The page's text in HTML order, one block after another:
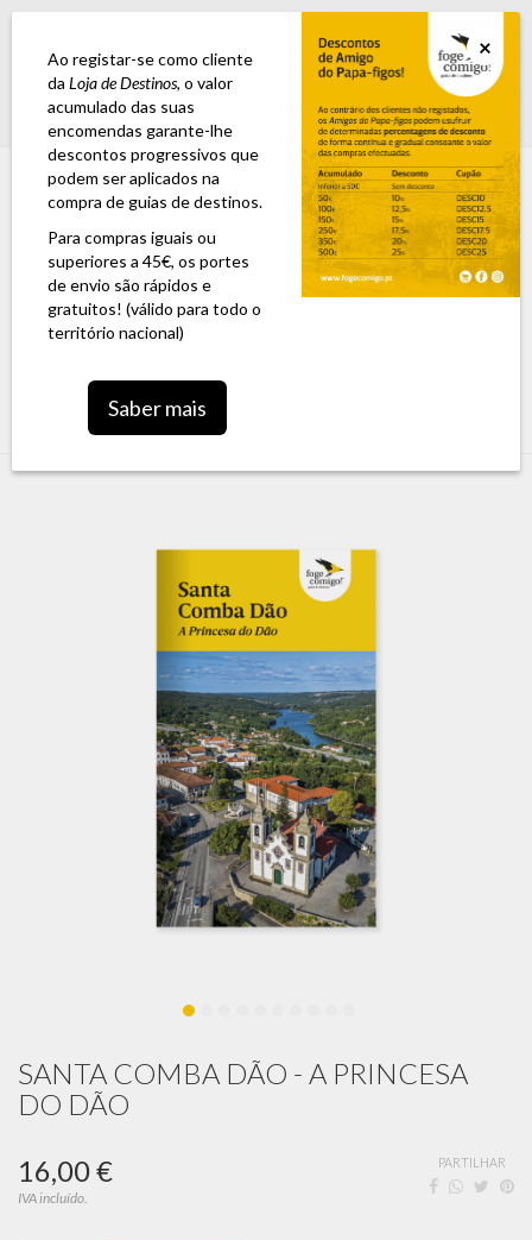
GUIA ESTRADA NACIONAL 2: A 6ª edição já se encontra disponível para
encomenda
Login 0,00 €
navigation
SANTA COMBA DÃO - A PRINCESA
DO DÃO
16,00 €
IVA incluído.
PARTILHAR
×
Ao registar-se como cliente
da Loja de Destinos, o valor
acumulado das suas
encomendas garante-lhe
descontos progressivos que
podem ser aplicados na
compra de guias de destinos.
Para compras iguais ou
superiores a 45€, os portes
de envio são rápidos e
gratuitos! (válido para todo o
território nacional)
Saber mais